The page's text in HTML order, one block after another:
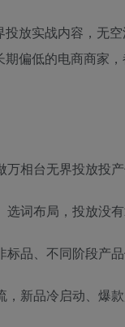
放实战内容，无
偏低的电商商家
万相台无界投放投
选词布局，投放没
标品、不同阶段产
，新品冷启动、爆